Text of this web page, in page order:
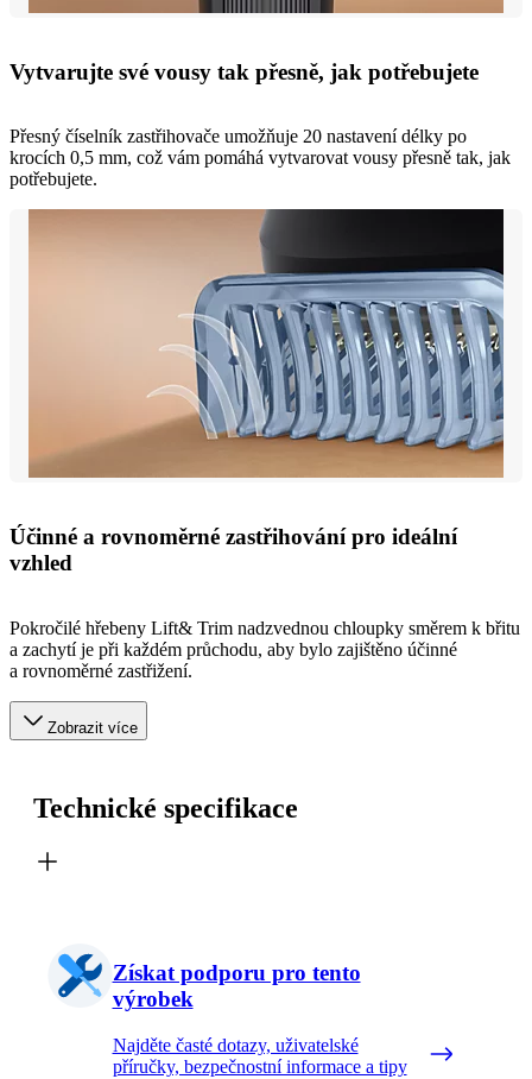
Vytvarujte své vousy tak přesně, jak potřebujete
Přesný číselník zastřihovače umožňuje 20 nastavení délky po
krocích 0,5 mm, což vám pomáhá vytvarovat vousy přesně tak, jak
potřebujete.
Účinné a rovnoměrné zastřihování pro ideální
vzhled
Pokročilé hřebeny Lift& Trim nadzvednou chloupky směrem k břitu
a zachytí je při každém průchodu, aby bylo zajištěno účinné
a rovnoměrné zastřižení.
Zobrazit více
Technické specifikace
Získat podporu pro tento
výrobek
Najděte časté dotazy, uživatelské
příručky, bezpečnostní informace a tipy